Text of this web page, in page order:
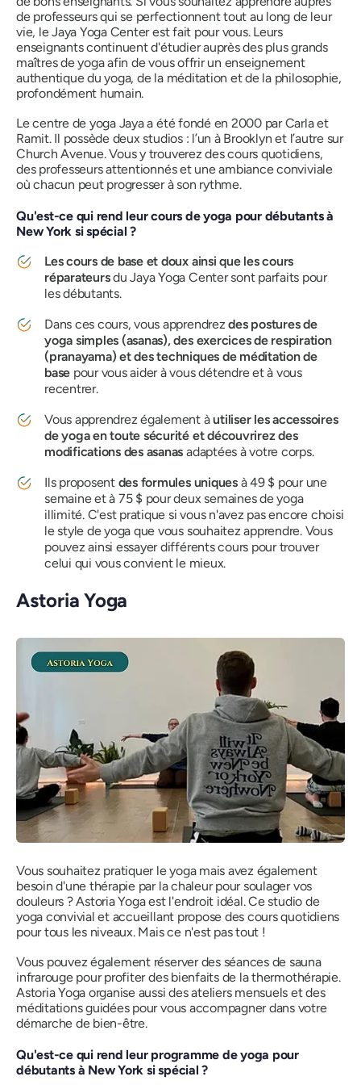
de professeurs qui se perfectionnent tout au long de leur
vie, le Jaya Yoga Center est fait pour vous. Leurs
enseignants continuent d'étudier auprès des plus grands
maîtres de yoga afin de vous offrir un enseignement
authentique du yoga, de la méditation et de la philosophie,
profondément humain.
Le centre de yoga Jaya a été fondé en 2000 par Carla et
Ramit. Il possède deux studios : l’un à Brooklyn et l’autre sur
Church Avenue. Vous y trouverez des cours quotidiens,
des professeurs attentionnés et une ambiance conviviale
où chacun peut progresser à son rythme.
Qu'est-ce qui rend leur cours de yoga pour débutants à
New York si spécial ?
Les cours de base et doux ainsi que les cours
réparateursdu Jaya Yoga Center sont parfaits pour
les débutants.
Dans ces cours, vous apprendrezdes postures de
yoga simples (asanas), des exercices de respiration
(pranayama) et des techniques de méditation de
base pour vous aider à vous détendre et à vous
recentrer.
Vous apprendrez également àutiliser les accessoires
de yoga en toute sécurité et découvrirez des
modifications des asanas adaptées à votre corps.
Ils proposent des formules uniques à 49 $ pour une
semaine et à 75 $ pour deux semaines de yoga
illimité. C'est pratique si vous n'avez pas encore choisi
le style de yoga que vous souhaitez apprendre. Vous
pouvez ainsi essayer différents cours pour trouver
celui qui vous convient le mieux.
Astoria Yoga
Vous souhaitez pratiquer le yoga mais avez également
besoin d'une thérapie par la chaleur pour soulager vos
douleurs ? Astoria Yoga est l'endroit idéal. Ce studio de
yoga convivial et accueillant propose des cours quotidiens
pour tous les niveaux. Mais ce n'est pas tout !
Vous pouvez également réserver des séances de sauna
infrarouge pour profiter des bienfaits de la thermothérapie.
Astoria Yoga organise aussi des ateliers mensuels et des
méditations guidées pour vous accompagner dans votre
démarche de bien-être.
Qu'est-ce qui rend leur programme de yoga pour
débutants à New York si spécial ?